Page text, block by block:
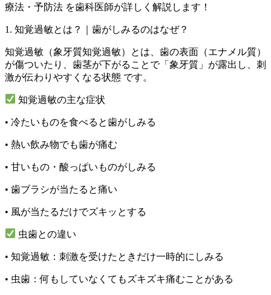
療法・予防法 を歯科医師が詳しく解説します！
1. 知覚過敏とは？｜歯がしみるのはなぜ？
知覚過敏（象牙質知覚過敏）とは、 歯の表面（エナメル質）
が傷ついたり、歯茎が下がることで「象牙質」が露出し、刺
激が伝わりやすくなる状態 です。
知覚過敏の主な症状
• 冷たいものを食べると歯がしみる
• 熱い飲み物でも歯が痛む
• 甘いもの・酸っぱいものがしみる
• 歯ブラシが当たると痛い
• 風が当たるだけでズキッとする
虫歯との違い
• 知覚過敏：刺激を受けたときだけ一時的にしみる
• 虫歯：何もしていなくてもズキズキ痛むことがある